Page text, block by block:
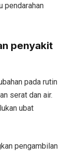
pendarahan
penyakit
pada rutin
serat dan air.
ubat
pengambilan